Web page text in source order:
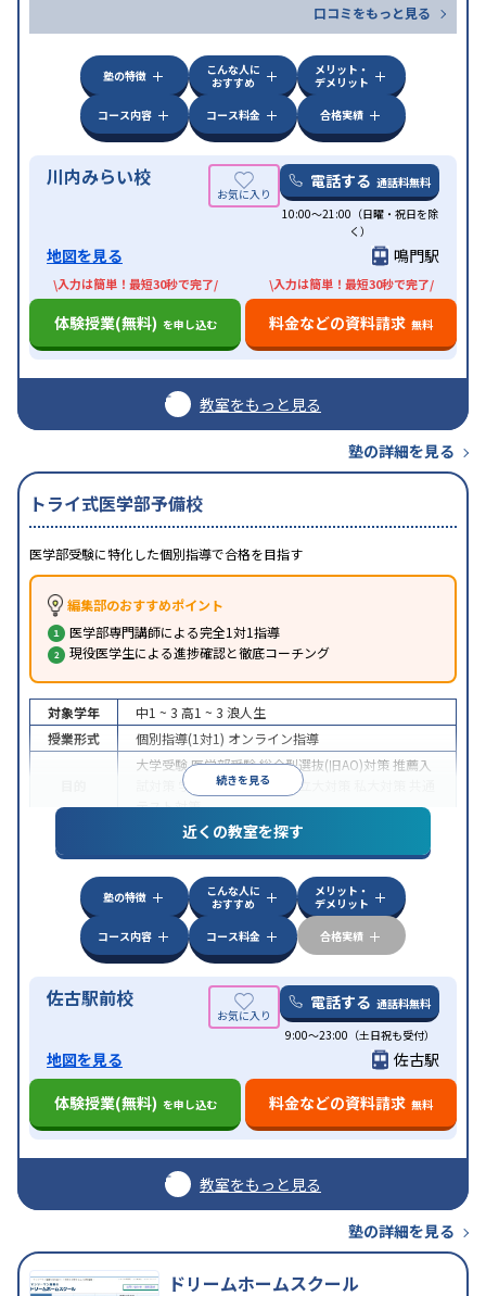
口コミをもっと見る
塾の特徴
こんな人に
おすすめ
メリット・
デメリット
コース内容
コース料金 合格実績
川内みらい校 電話する 通話料無料
10:00～21:00（日曜・祝日を除
く）
地図を見る 鳴門駅
\入力は簡単！最短30秒で完了/
体験授業(無料) を申し込む
\入力は簡単！最短30秒で完了/
料金などの資料請求 無料
教室をもっと見る
塾の詳細を見る
トライ式医学部予備校
医学部受験に特化した個別指導で合格を目指す
編集部のおすすめポイント
医学部専門講師による完全1対1指導
現役医学生による進捗確認と徹底コーチング
続きを見る
対象学年 中1 ~ 3 高1 ~ 3 浪人生
授業形式
個別指導(1対1) オンライン指導
大学受験医学部受験総合型選抜(旧AO)対策推薦入
学校別特化対策 国公立大対策
テスト対策
特徴
中高一貫校生に対応授業の振替可能
オンライン対応1科目から受講可能季節講習の
みの受講可
自習室あり
近くの教室を探す
塾の特徴
こんな人に
おすすめ
メリット・
デメリット
コース内容
コース料金 合格実績
佐古駅前校 電話する 通話料無料
9:00～23:00（土日祝も受付）
地図を見る
佐古駅
体験授業(無料) を申し込む 料金などの資料請求 無料
教室をもっと見る
塾の詳細を見る
ドリームホームスクール